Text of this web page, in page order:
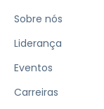
Sobre nós
Liderança
Eventos
Carreiras